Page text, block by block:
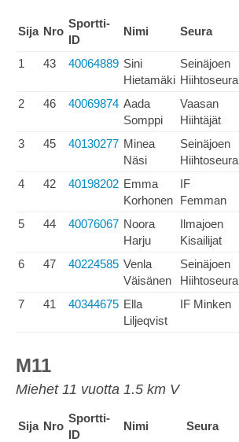
Sija Nro
Sportti-
ID
Nimi Seura
1 43 40064889 Sini
Hietamäki
Seinäjoen
Hiihtoseura
2 46 40069874 Aada
Somppi
Vaasan
Hiihtäjät
3 45 40130277 Minea
Näsi
Seinäjoen
Hiihtoseura
4 42 40198202 Emma
Korhonen
IF
Femman
5 44 40076067 Noora
Harju
Ilmajoen
Kisailijat
6 47 40224585 Venla
Väisänen
Seinäjoen
Hiihtoseura
7 41 40344675 Ella
Liljeqvist
IF Minken
M11
Miehet 11 vuotta 1.5 km V
Sija Nro
Sportti-
ID
Nimi Seura